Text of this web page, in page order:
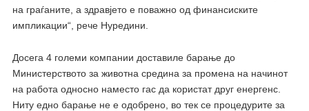
на граѓаните, а здравјето е поважно од финансиските
импликации“, рече Нуредини.
Досега 4 големи компании доставиле барање до
Министерството за животна средина за промена на начинот
на работа односно наместо гас да користат друг енергенс.
Ниту едно барање не е одобрено, во тек се процедурите за